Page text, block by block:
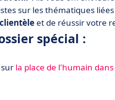
sur les thématiques
et de réussir votre
spécial :
la place de l'humain